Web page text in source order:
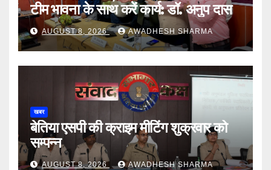
टीम भावना के साथ करें कार्य: डॉ. अनुप दास
AUGUST 8, 2026 AWADHESH SHARMA
खबर
बेतिया एसपी की क्राइम मीटिंग शुक्रवार को
सम्पन्न
AUGUST 8, 2026 AWADHESH SHARMA